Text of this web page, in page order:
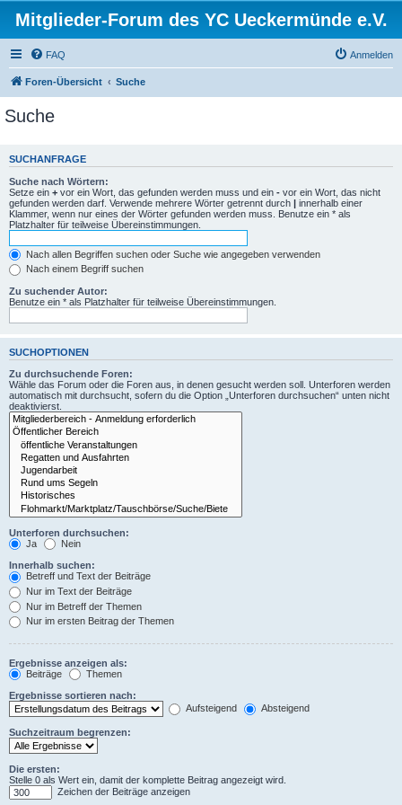
Mitglieder-Forum des YC Ueckermünde e.V.
FAQ Anmelden
Foren-Übersicht Suche
Suche
SUCHANFRAGE
Suche nach Wörtern:
Setze ein + vor ein Wort, das gefunden werden muss und ein - vor ein Wort, das nicht
gefunden werden darf. Verwende mehrere Wörter getrennt durch | innerhalb einer
Klammer, wenn nur eines der Wörter gefunden werden muss. Benutze ein * als
Platzhalter für teilweise Übereinstimmungen.
Nach allen Begriffen suchen oder Suche wie angegeben verwenden
Nach einem Begriff suchen
Zu suchender Autor:
Benutze ein * als Platzhalter für teilweise Übereinstimmungen.
SUCHOPTIONEN
Zu durchsuchende Foren:
Wähle das Forum oder die Foren aus, in denen gesucht werden soll. Unterforen werden
automatisch mit durchsucht, sofern du die Option „Unterforen durchsuchen“ unten nicht
deaktivierst.
Unterforen durchsuchen:
Ja
Nein
Innerhalb suchen:
Betreff und Text der Beiträge
Nur im Text der Beiträge
Nur im Betreff der Themen
Nur im ersten Beitrag der Themen
Ergebnisse anzeigen als:
Beiträge
Themen
Ergebnisse sortieren nach:
Aufsteigend
Absteigend
Suchzeitraum begrenzen:
Die ersten:
Stelle 0 als Wert ein, damit der komplette Beitrag angezeigt wird.
Zeichen der Beiträge anzeigen